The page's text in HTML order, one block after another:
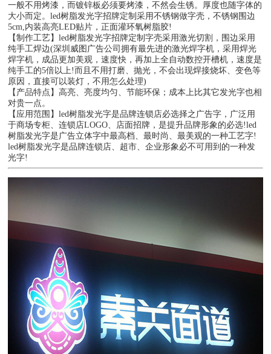
一般不用烤漆，而镀锌板必须要烤漆，不然会生锈。厚度也随字体的
大小而定。led树脂发光字招牌定制采用不锈钢做字壳，不锈钢围边
5cm,内装高亮LED贴片，正面灌环氧树脂胶!
【制作工艺】led树脂发光字招牌定制字壳采用激光切割，围边采用
纯手工焊边(深圳威图广告公司拥有最先进的激光焊字机，采用焊光
焊字机，成品更加美观，速度快，再加上全自动数控开槽机，速度是
纯手工的5倍以上!而且不用打磨、抛光，不会出现焊接烧坏、变色等
原因，直接可以装灯，不用怎么处理)
【产品特点】高亮、亮度均匀、节能环保；成本上比其它发光字也相
对贵一点。
【应用范围】led树脂发光字是品牌连锁店必选择之广告字，广泛用
于商场专柜、连锁店LOGO、店面招牌，是提升品牌形象的必选!led
树脂发光字是广告立体字中最高档、最时尚、最美观的一种工艺字!
led树脂发光字是品牌连锁店、超市、企业形象必不可用到的一种发
光字!